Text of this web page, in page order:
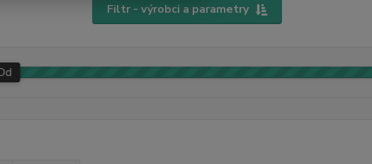
Filtr - výrobci a parametry